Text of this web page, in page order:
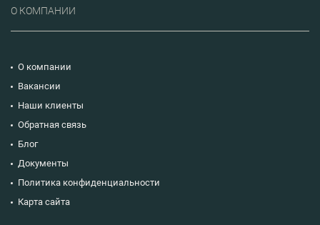
О КОМПАНИИ
О компании
Вакансии
Наши клиенты
Обратная связь
Блог
Документы
Политика конфиденциальности
Карта сайта